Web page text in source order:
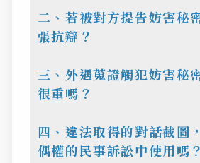
二、若被對方提告妨害秘
張抗辯？
三、外遇蒐證觸犯妨害秘
很重嗎？
四、違法取得的對話截圖
偶權的民事訴訟中使用嗎？